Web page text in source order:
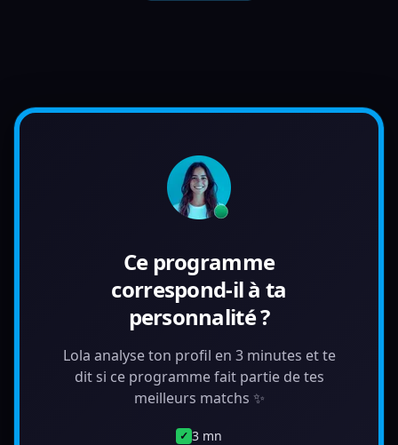
Ce programme
correspond-il à ta
personnalité ?
Lola analyse ton profil en 3 minutes et te
dit si ce programme fait partie de tes
meilleurs matchs ✨
✓ 3 mn